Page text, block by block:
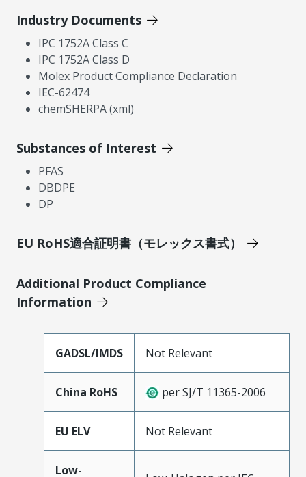
Industry Documents
IPC 1752A Class C
IPC 1752A Class D
Molex Product Compliance Declaration
IEC-62474
chemSHERPA (xml)
Substances of Interest
PFAS
DBDPE
DP
EU RoHS適合証明書（モレックス書式）
Additional Product Compliance
Information
GADSL/IMDS Not Relevant
China RoHS per SJ/T 11365-2006
EU ELV Not Relevant
Low-